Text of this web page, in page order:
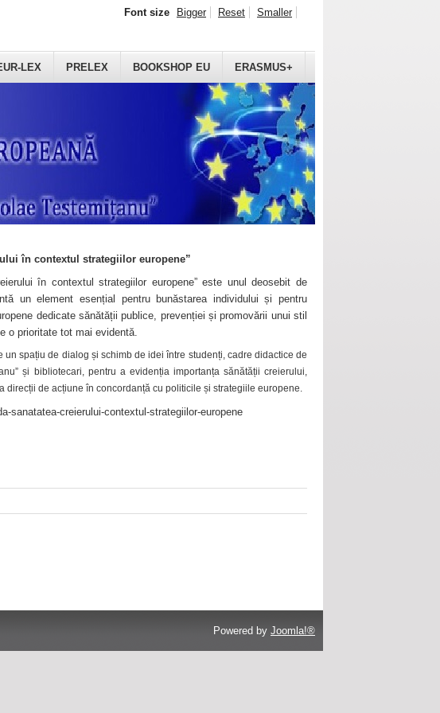
LEX PRELEX BOOKSHOP EU ERASMUS+
Font size Bigger Reset Smaller
în contextul strategiilor europene”
în contextul strategiilor europene” este unul deosebit de
un element esențial pentru bunăstarea individului și pentru
dedicate sănătății publice, prevenției și promovării unui stil
o prioritate tot mai evidentă.
spațiu de dialog și schimb de idei între studenți, cadre didactice de
și bibliotecari, pentru a evidenția importanța sănătății creierului,
de acțiune în concordanță cu politicile și strategiile europene.
sanatatea-creierului-contextul-strategiilor-europene
Powered by Joomla!®